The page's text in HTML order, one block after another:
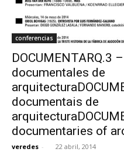
conferencias
DOCUMENTARQ.3
documentales de
documentais de
documentaries of
veredes - 22 abril, 2014